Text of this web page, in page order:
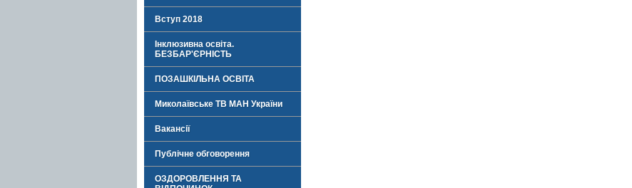
Вступ 2018
Інклюзивна освіта.
БЕЗБАР'ЄРНІСТЬ
ПОЗАШКІЛЬНА ОСВІТА
Миколаївське ТВ МАН України
Вакансії
Публічне обговорення
ОЗДОРОВЛЕННЯ ТА